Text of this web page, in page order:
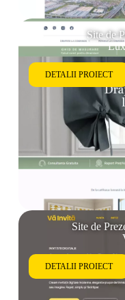
Site de
DETALII PROIECT
Site de
DETALII PROIECT